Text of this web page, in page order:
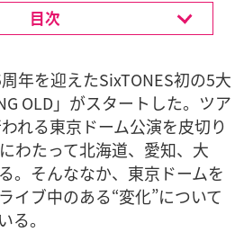
目次
年を迎えたSixTONES初の5大
OLD」がスタートした。ツア
れる東京ドーム公演を皮切り
わたって北海道、愛知、大
。そんななか、東京ドームを
イブ中のある“変化”について
る。